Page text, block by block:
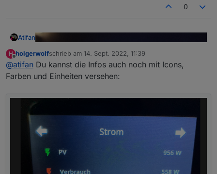
0
Atifan
H
Offline
holgerwolfschrieb am 14. Sept. 2022, 11:39
zuletzt editiert von
@atifan Du kannst die Infos auch noch mit Icons,
Farben und Einheiten versehen: